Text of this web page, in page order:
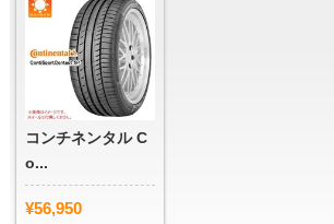
コンチネンタル C
o...
¥56,950